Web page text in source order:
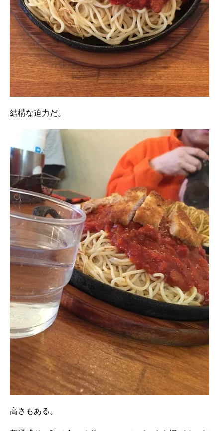
結構な迫力だ。
高さもある。